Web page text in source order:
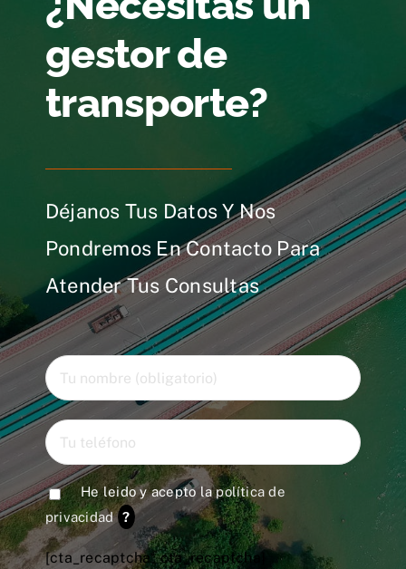
gestor de
transporte?
Déjanos Tus Datos Y Nos
Pondremos En Contacto Para
Atender Tus Consultas
He leido y acepto lapolítica de
privacidad ?
[cta_recaptcha* cta_recaptcha]